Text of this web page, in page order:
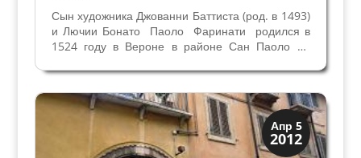
Сын художника Джованни Баттиста (род. в 1493)
и Лючии Бонато Паоло Фаринати родился в
1524 году в Вероне в районе Сан Паоло ин
был небольшой дворец Фрегозо-Гаспари-Де
Росси на улице Сан Витале, № 11.
Центральный зал этого...
Апр 5
2012
Верона
Веронцы